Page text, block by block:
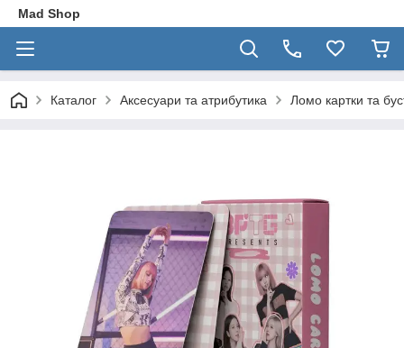
Mad Shop
Каталог Аксесуари та атрибутика Ломо картки та